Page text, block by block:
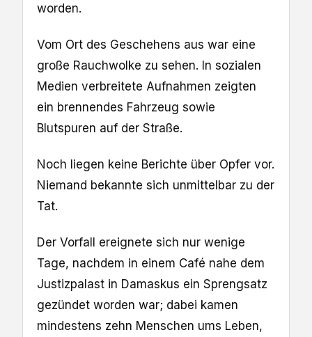
worden.
Vom Ort des Geschehens aus war eine
große Rauchwolke zu sehen. In sozialen
Medien verbreitete Aufnahmen zeigten
ein brennendes Fahrzeug sowie
Blutspuren auf der Straße.
Noch liegen keine Berichte über Opfer vor.
Niemand bekannte sich unmittelbar zu der
Tat.
Der Vorfall ereignete sich nur wenige
Tage, nachdem in einem Café nahe dem
Justizpalast in Damaskus ein Sprengsatz
gezündet worden war; dabei kamen
mindestens zehn Menschen ums Leben,